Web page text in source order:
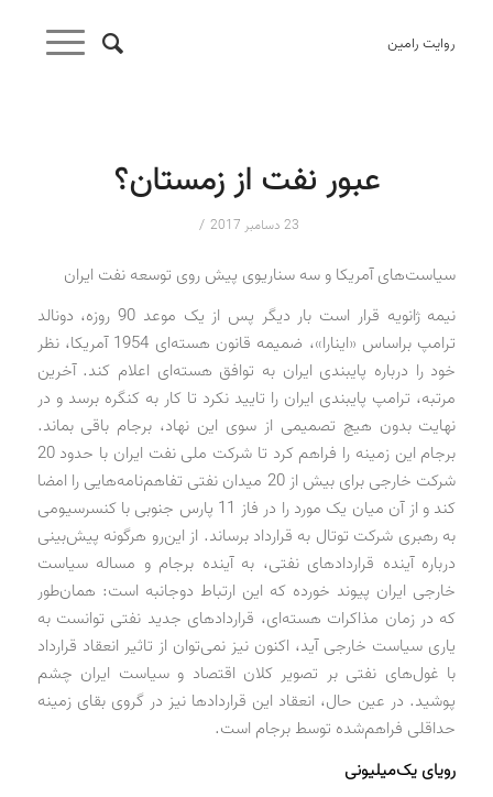
روایت رامین
عبور نفت از زمستان؟
23 دسامبر 2017 /
سیاست‌های آمریکا و سه سناریوی پیش روی توسعه نفت ایران
نیمه ژانویه قرار است بار دیگر پس از یک موعد 90 روزه، دونالد
ترامپ براساس «اینارا»، ضمیمه قانون هسته‌ای 1954 آمریکا، نظر
خود را درباره پایبندی ایران به توافق هسته‌ای اعلام کند. آخرین
مرتبه، ترامپ پایبندی ایران را تایید نکرد تا کار به کنگره برسد و در
نهایت بدون هیچ تصمیمی از سوی این نهاد، برجام باقی بماند.
برجام این زمینه را فراهم کرد تا شرکت ملی نفت ایران با حدود 20
شرکت خارجی برای بیش از 20 میدان نفتی تفاهم‌نامه‌هایی را امضا
کند و از آن میان یک مورد را در فاز 11 پارس جنوبی با کنسرسیومی
به رهبری شرکت توتال به قرارداد برساند. از این‌رو هرگونه پیش‌بینی
درباره آینده قراردادهای نفتی، به آینده برجام و مساله سیاست
خارجی ایران پیوند خورده که این ارتباط دوجانبه است: همان‌طور
که در زمان مذاکرات هسته‌ای، قراردادهای جدید نفتی توانست به
یاری سیاست خارجی آید، اکنون نیز نمی‌توان از تاثیر انعقاد قرارداد
با غول‌های نفتی بر تصویر کلان اقتصاد و سیاست ایران چشم
پوشید. در عین حال، انعقاد این قراردادها نیز در گروی بقای زمینه
حداقلی فراهم‌شده توسط برجام است.
رویای یک‌میلیونی